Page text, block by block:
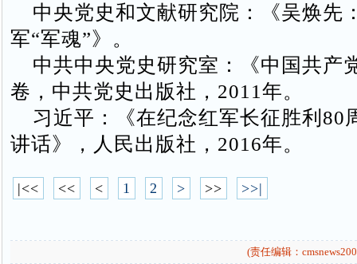
中央党史和文献研究院：《吴焕先
军“军魂”》。
中共中央党史研究室：《中国共产
卷，中共党史出版社，2011年。
习近平：《在纪念红军长征胜利80
讲话》，人民出版社，2016年。
|<< << < 1 2 > >> >>|
(责任编辑：